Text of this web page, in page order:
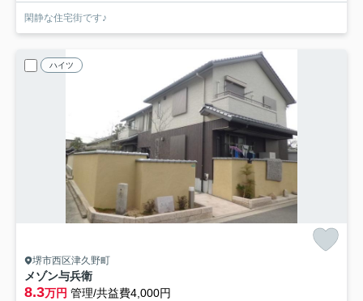
閑静な住宅街です♪
ハイツ
堺市西区津久野町
メゾン与兵衛
8.3万円 管理/共益費4,000円